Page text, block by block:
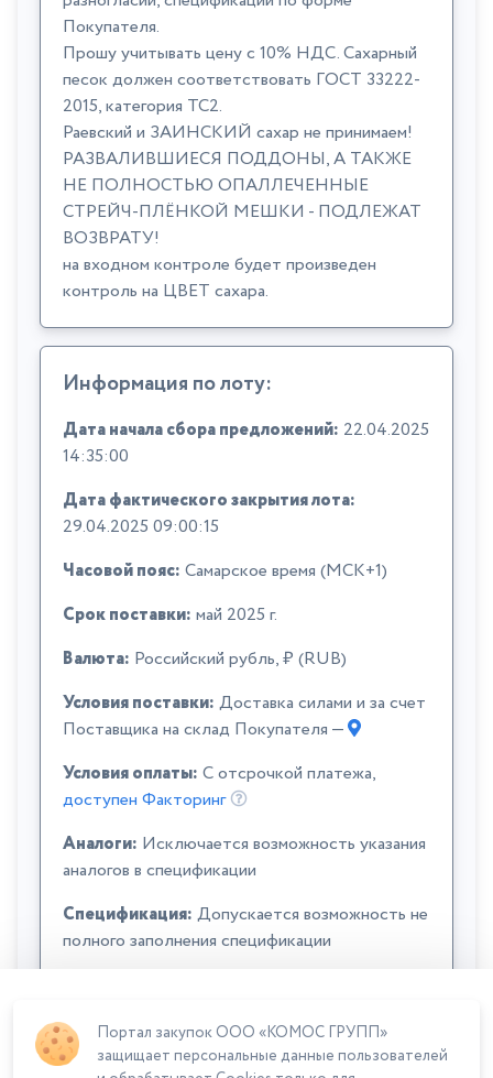
Покупателя.
Прошу учитывать цену с 10% НДС. Сахарный
песок должен соответствовать ГОСТ 33222-
2015, категория ТС2.
Раевский и ЗАИНСКИЙ сахар не принимаем!
РАЗВАЛИВШИЕСЯ ПОДДОНЫ, А ТАКЖЕ
НЕ ПОЛНОСТЬЮ ОПАЛЛЕЧЕННЫЕ
СТРЕЙЧ-ПЛЁНКОЙ МЕШКИ - ПОДЛЕЖАТ
ВОЗВРАТУ!
на входном контроле будет произведен
контроль на ЦВЕТ сахара.
Информация по лоту:
Дата начала сбора предложений: 22.04.2025
14:35:00
Дата фактического закрытия лота:
29.04.2025 09:00:15
Часовой пояс: Самарское время (МСК+1)
Срок поставки: май 2025 г.
Валюта: Российский рубль, ₽ (RUB)
Условия поставки: Доставка силами и за счет
Поставщика на склад Покупателя —
Условия оплаты: C отсрочкой платежа,
доступен Факторинг
Аналоги: Исключается возможность указания
аналогов в спецификации
Спецификация: Допускается возможность не
полного заполнения спецификации
Портал закупок ООО «КОМОС ГРУПП»
защищает персональные данные пользователей